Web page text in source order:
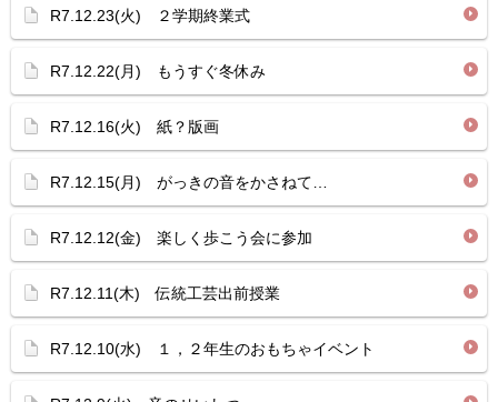
R7.12.23(火) ２学期終業式
R7.12.22(月) もうすぐ冬休み
R7.12.16(火) 紙？版画
R7.12.15(月) がっきの音をかさねて…
R7.12.12(金) 楽しく歩こう会に参加
R7.12.11(木) 伝統工芸出前授業
R7.12.10(水) １，２年生のおもちゃイベント